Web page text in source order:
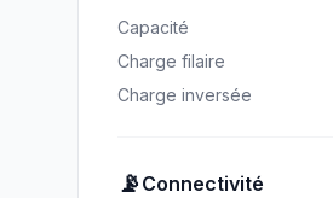
Capacité
Charge filaire
Charge inversée
📡 Connectivité